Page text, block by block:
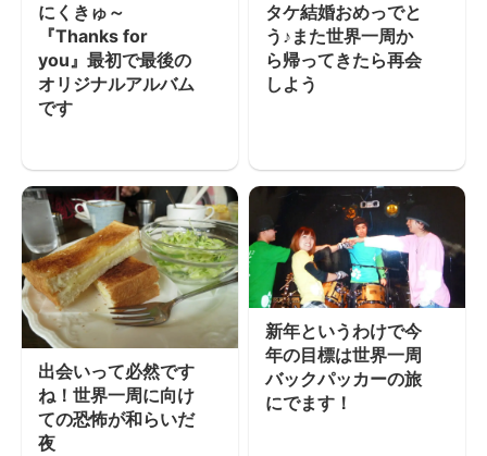
にくきゅ～
『Thanks for
you』最初で最後の
オリジナルアルバム
です
タケ結婚おめっでと
う♪また世界一周か
ら帰ってきたら再会
しよう
出会いって必然です
ね！世界一周に向け
ての恐怖が和らいだ
夜
新年というわけで今
年の目標は世界一周
バックパッカーの旅
にでます！